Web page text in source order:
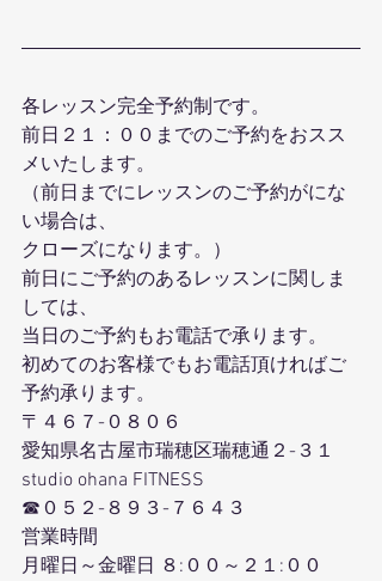
各レッスン完全予約制です。
前日２１：００までのご予約をおスス
メいたします。
（前日までにレッスンのご予約がにな
い場合は、
クローズになります。）
前日にご予約のあるレッスンに関しま
しては、
当日のご予約もお電話で承ります。
初めてのお客様でもお電話頂ければご
予約承ります。
〒４６７-０８０６
愛知県名古屋市瑞穂区瑞穂通２-３１
studio ohana FITNESS
☎０５２-８９３-７６４３
営業時間
月曜日～金曜日 ８:００～２１:００